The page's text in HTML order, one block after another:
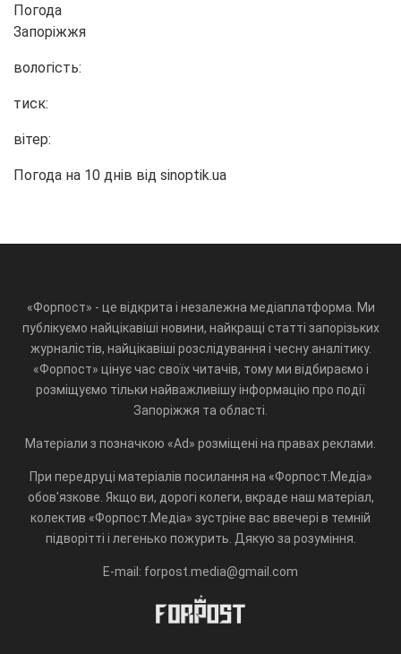
Погода
Запоріжжя
вологість:
тиск:
вітер:
Погода на 10 днів від sinoptik.ua
«Форпост» - це відкрита і незалежна медіаплатформа. Ми
публікуємо найцікавіші новини, найкращі статті запорізьких
журналістів, найцікавіші розслідування і чесну аналітику.
«Форпост» цінує час своїх читачів, тому ми відбираємо і
розміщуємо тільки найважливішу інформацію про події
Запоріжжя та області.
Матеріали з позначкою «Ad» розміщені на правах реклами.
При передруці матеріалів посилання на «Форпост.Медіа»
обов'язкове. Якщо ви, дорогі колеги, вкраде наш матеріал,
колектив «Форпост.Медіа» зустріне вас ввечері в темній
підворітті і легенько пожурить. Дякую за розуміння.
E-mail: forpost.media@gmail.com